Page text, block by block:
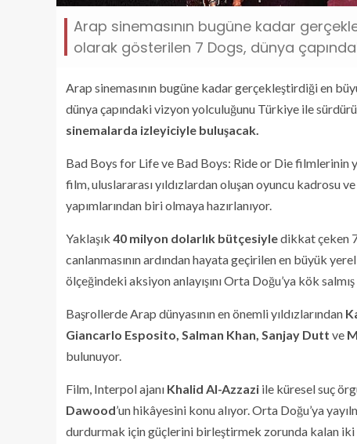
Arap sinemasının bugüne kadar
olarak gösterilen 7 Dogs, dünya
Arap sinemasının bugüne kadar gerçekleştirdiği en
dünya çapındaki vizyon yolculuğunu Türkiye ile
sinemalarda izleyiciyle buluşacak.
Bad Boys for Life ve Bad Boys: Ride or Die filmlerinin
film, uluslararası yıldızlardan oluşan oyuncu kadrosu
yapımlarından biri olmaya hazırlanıyor.
Yaklaşık 40 milyon dolarlık bütçesiyledikkat çeken
canlanmasının ardından hayata geçirilen en büyük
ölçeğindeki aksiyon anlayışını Orta Doğu’ya kök
Başrollerde Arap dünyasının en önemli yıldızlarından
Giancarlo Esposito, Salman Khan, Sanjay Dutt ve
bulunuyor.
Film, Interpol ajanı Khalid Al-Azzazi ile küresel suç
Dawood’un hikâyesini konu alıyor. Orta Doğu’ya
durdurmak için güçlerini birleştirmek zorunda kalan iki